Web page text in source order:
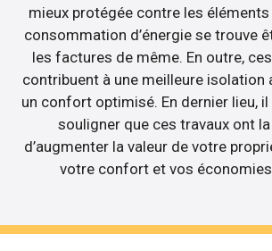
mieux protégée contre les
consommation d’énergie se trouve
les factures de même. En outre,
contribuent à une meilleure isolation
un confort optimisé. En dernier lieu,
souligner que ces travaux ont
d’augmenter la valeur de votre
votre confort et vos économies